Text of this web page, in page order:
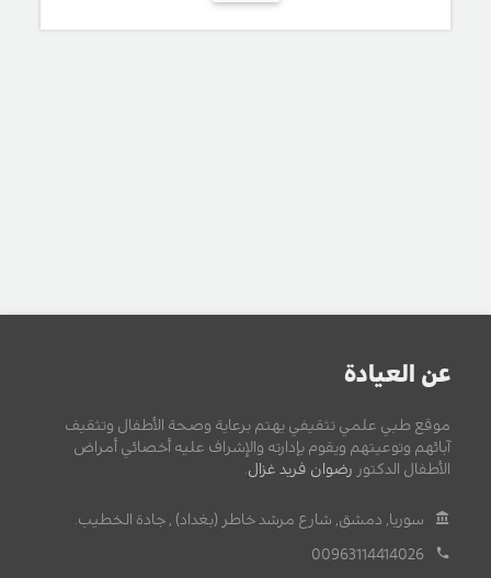
عن العيادة
موقع طبي علمي تثقيفي يهتم برعاية وصحة الأطفال وتثقيف
آبائهم وتوعيتهم ويقوم بإدارته والإشراف عليه أخصائي أمراض
الأطفال الدكتور رضوان فريد غزال.
سوريا, دمشق, شارع مرشد خاطر (بغداد) , جادة الخطيب.
00963114414026